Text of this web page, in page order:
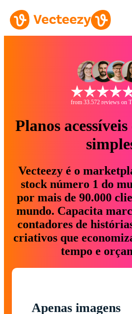
from 33.572 reviews on
Planos
Vecteezy é o
stock número 1 do
por mais de 90.000
mundo. Capacita
contadores de
criativos que
tempo e
Apenas imagens